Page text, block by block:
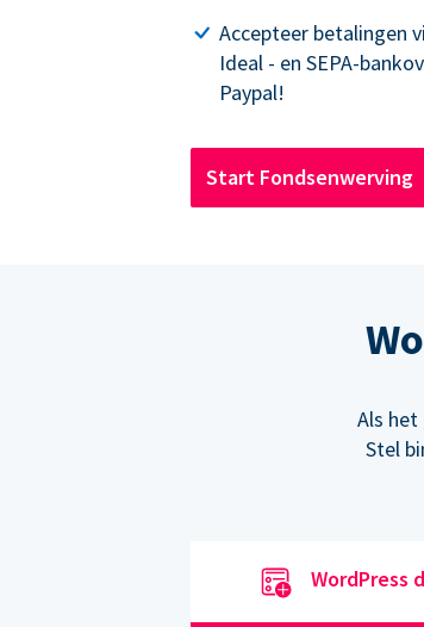
Accepteer betalingen
Ideal - en SEPA-
Paypal!
Start Fondsenwerving
Als
Stel
WordPress